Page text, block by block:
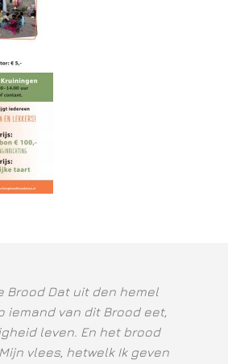
Brood Dat uit den hemel
iemand van dit Brood eet,
leven. En het brood
vlees, hetwelk Ik geven